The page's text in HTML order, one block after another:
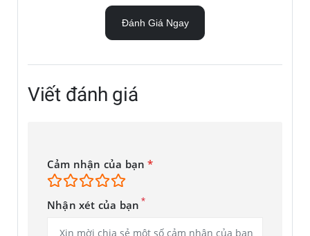
Độ sáng
màn hình tối
800 nits
Mặt kính
cảm ứng
cảm ứng
Kính
Đánh Giá Ngay
Viết đánh giá
Cảm nhận của bạn*
Nhận xét của bạn *